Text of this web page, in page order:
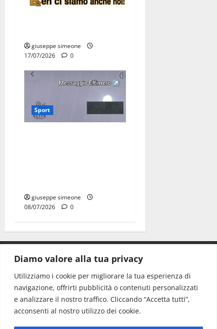
Diamo valore alla tua privacy
Utilizziamo i cookie per migliorare la tua esperienza di
navigazione, offrirti pubblicità o contenuti personalizzati
e analizzare il nostro traffico. Cliccando “Accetta tutti”,
acconsenti al nostro utilizzo dei cookie.
giuseppe simeone
17/07/2026
0
Sport
giuseppe simeone
08/07/2026
0
CONTATTI.
Redazione: redazione@www.martinasera.it
Direttore:direttore@www.martinasera.it
Info & Commerciale:info@www.martinasera.it